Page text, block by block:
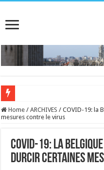
Home / ARCHIVES / COVID-19: la
mesures contre le virus
COVID-19: la
durcir certaines